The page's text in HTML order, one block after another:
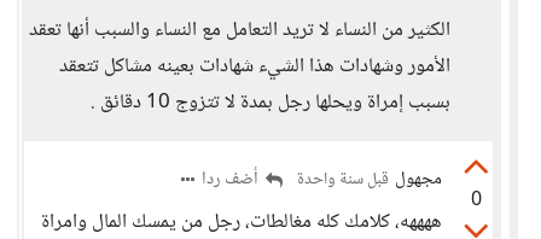
الكثير من النساء لا تريد التعامل مع النساء والسبب أنها تعقد
الأمور وشهادات هذا الشيء شهادات بعينه مشاكل تتعقد
بسبب إمراة ويحلها رجل بمدة لا تتزوج 10 دقائق .
0
مجهول قبل سنة واحدة أضف ردا
ههههه، كلامك كله مغالطات، رجل من يمسك المال وامراة